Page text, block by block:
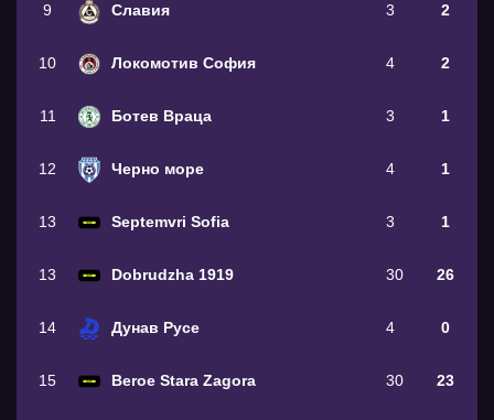
9 Славия 3 2
10 Локомотив София 4 2
11 Ботев Враца 3 1
12 Черно море 4 1
13 Septemvri Sofia 3 1
13 Dobrudzha 1919 30 26
14 Дунав Русе 4 0
15 Beroe Stara Zagora 30 23